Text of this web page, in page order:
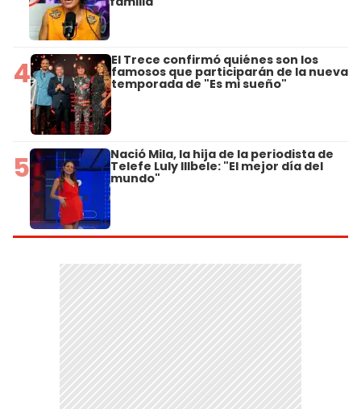
4 El Trece confirmó quiénes son los
famosos que participarán de la nueva
temporada de "Es mi sueño"
5 Nació Mila, la hija de la periodista de
Telefe Luly Illbele: "El mejor día del
mundo"